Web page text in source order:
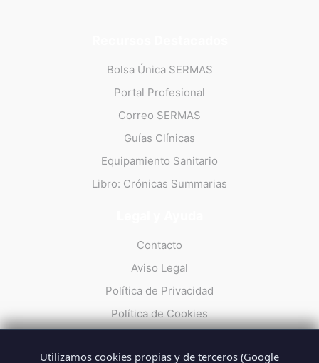
Bolsa Única SERMAS
Portal Profesional
Correo SERMAS
Guías Clínicas
Equipamiento Sanitario
Libro: Crónicas Summarias
Contacto
Aviso Legal
Política de Privacidad
Política de Cookies
Utilizamos cookies propias y de terceros (Google